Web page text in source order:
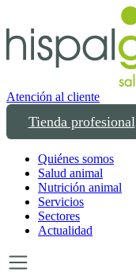
Atención al cliente
Tienda profesional
Quiénes somos
Salud animal
Nutrición animal
Servicios
Sectores
Actualidad